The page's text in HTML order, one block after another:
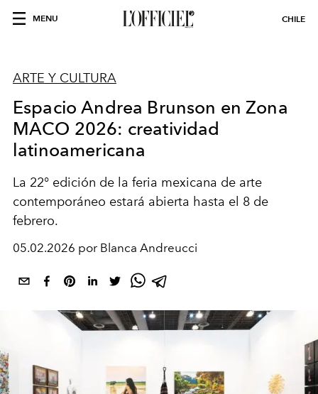
MENU CHILE
ARTE Y CULTURA
Espacio Andrea Brunson en Zona
MACO 2026: creatividad
latinoamericana
La 22° edición de la feria mexicana de arte
contemporáneo estará abierta hasta el 8 de
febrero.
05.02.2026 por Blanca Andreucci